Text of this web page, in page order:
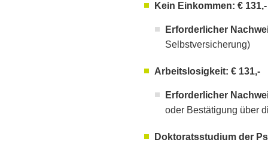
Kein Einkommen: € 131,-
Erforderlicher
Selbstversicherung)
Arbeitslosigkeit: € 131,-
Erforderlicher
oder Bestätigung über
Doktoratsstudium der